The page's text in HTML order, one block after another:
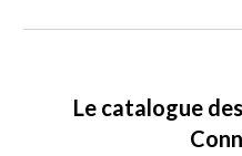
Le catalogue